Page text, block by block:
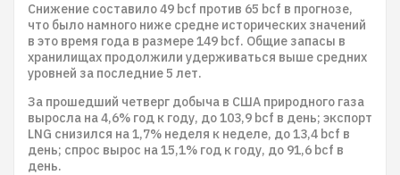
Снижение составило 49 bcf против 65 bcf в прогнозе,
что было намного ниже средне исторических значений
в это время года в размере 149 bcf. Общие запасы в
хранилищах продолжили удерживаться выше средних
уровней за последние 5 лет.
За прошедший четверг добыча в США природного газа
выросла на 4,6% год к году, до 103,9 bcf в день; экспорт
LNG снизился на 1,7% неделя к неделе, до 13,4 bcf в
день; спрос вырос на 15,1% год к году, до 91,6 bcf в
день.